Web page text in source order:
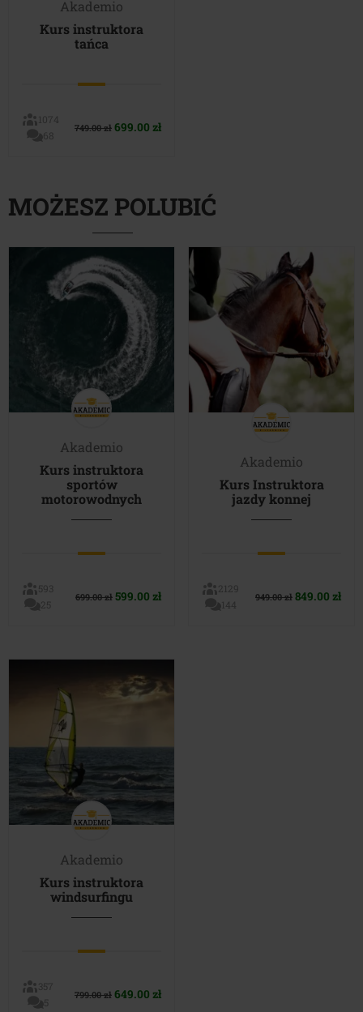
Akademio
Kurs instruktora
tańca
1074
68
749.00zł Pierwotna
699.00 złAktualna
MOŻESZ POLUBIĆ
Akademio
Kurs instruktora
sportów
motorowodnych
593
25
699.00zł Pierwotna
599.00 złAktualna
Akademio
Kurs Instruktora
jazdy konnej
2129
144
949.00zł Pierwotna
849.00 zł
Akademio
Kurs instruktora
windsurfingu
357
5
799.00zł Pierwotna
649.00 złAktualna